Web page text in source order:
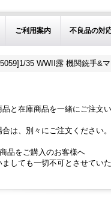
ご利用案内 不良品の対
35 WWII露 機関銃手&
と在庫商品を一緒にご注文
は、別々にご注文ください。
品をご購入のお客様へ
しても一切不可とさせてい